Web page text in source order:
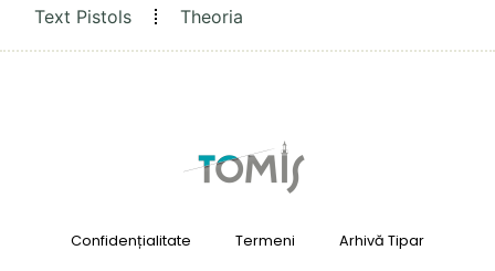
Text Pistols
Theoria
Confidențialitate Termeni Arhivă Tipar